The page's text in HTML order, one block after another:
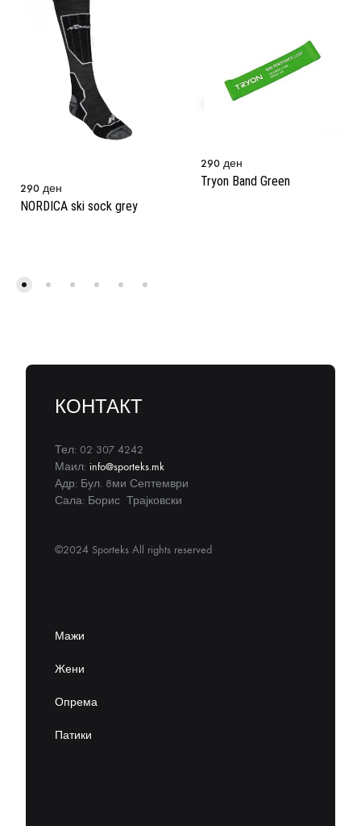
NORDICA ski sock grey
290 ден Tryon Band Green
290 ден
КОНТАКТ
Тел: 02 307 4242
Маил: info@sporteks.mk
Адр: Бул. 8ми Септември
Сала: Борис Трајковски
©2024 Sporteks All rights reserved
Мажи
Жени
Опрема
Патики